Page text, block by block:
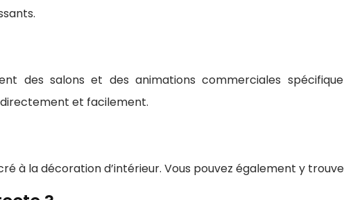
des salons et des animations commerciales
et facilement.
à la décoration d’intérieur. Vous pouvez également y